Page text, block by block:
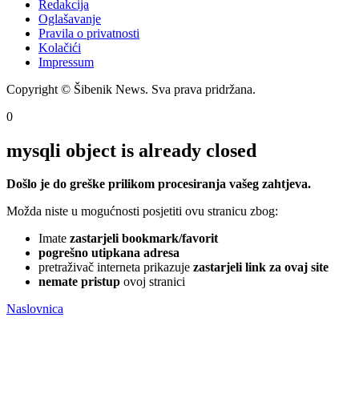
Redakcija
Oglašavanje
Pravila o privatnosti
Kolačići
Impressum
Copyright © Šibenik News. Sva prava pridržana.
0
mysqli object is already closed
Došlo je do greške prilikom procesiranja vašeg zahtjeva.
Možda niste u mogućnosti posjetiti ovu stranicu zbog:
Imate zastarjeli bookmark/favorit
pogrešno utipkana adresa
pretraživač interneta prikazuje zastarjeli link za ovaj site
nemate pristup ovoj stranici
Naslovnica